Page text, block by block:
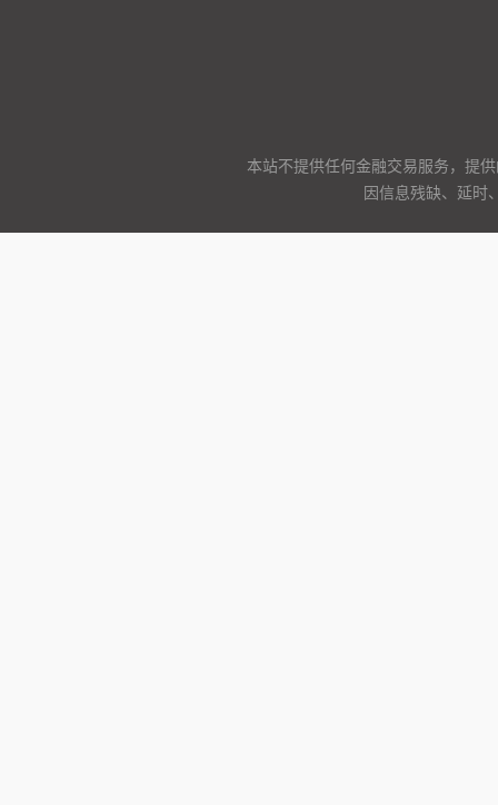
本站不提供任何金融交易服务，提
因信息残缺、延时